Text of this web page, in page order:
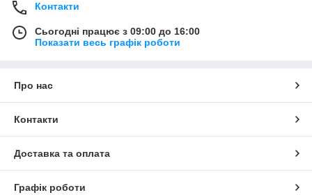
Контакти
Сьогодні працює з 09:00 до 16:00
Показати весь графік роботи
Про нас
Контакти
Доставка та оплата
Графік роботи